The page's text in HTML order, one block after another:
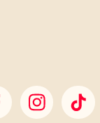
Facebook
SDP